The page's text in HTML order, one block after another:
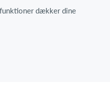
dækker dine